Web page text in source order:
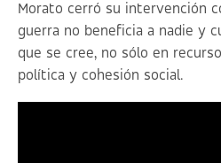
Morato cerró su intervención
guerra no beneficia a nadie y
que se cree, no sólo en
política y cohesión social.